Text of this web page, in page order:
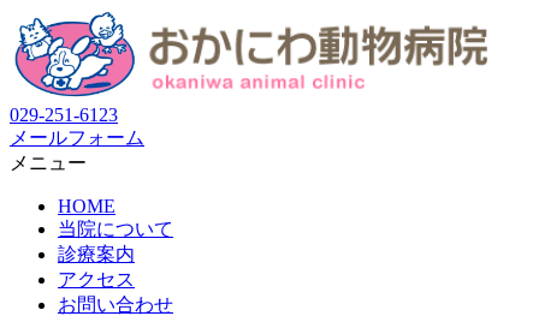
029-251-6123
メールフォーム
メニュー
HOME
当院について
診療案内
アクセス
お問い合わせ